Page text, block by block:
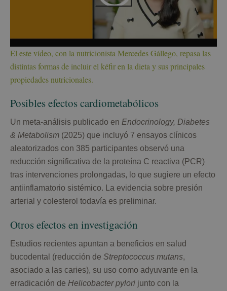
El este vídeo, con la nutricionista Mercedes Gállego, repasa las
distintas formas de incluir el kéfir en la dieta y sus principales
propiedades nutricionales.
Posibles efectos cardiometabólicos
Un meta-análisis publicado en Endocrinology, Diabetes
& Metabolism (2025) que incluyó 7 ensayos clínicos
aleatorizados con 385 participantes observó una
reducción significativa de la proteína C reactiva (PCR)
tras intervenciones prolongadas, lo que sugiere un efecto
antiinflamatorio sistémico. La evidencia sobre presión
arterial y colesterol todavía es preliminar.
Otros efectos en investigación
Estudios recientes apuntan a beneficios en salud
bucodental (reducción de Streptococcus mutans,
asociado a las caries), su uso como adyuvante en la
erradicación de Helicobacter pylori junto con la